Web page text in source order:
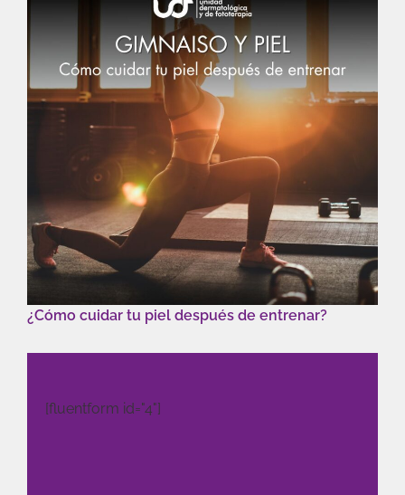
¿Cómo cuidar tu piel después de entrenar?
[fluentform id="4"]